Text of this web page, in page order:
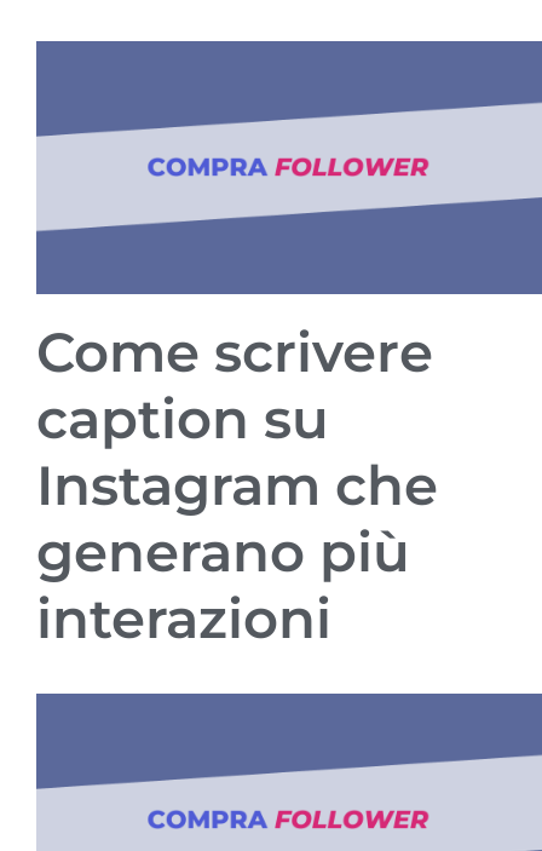
Come scrivere
caption su
Instagram che
generano più
interazioni